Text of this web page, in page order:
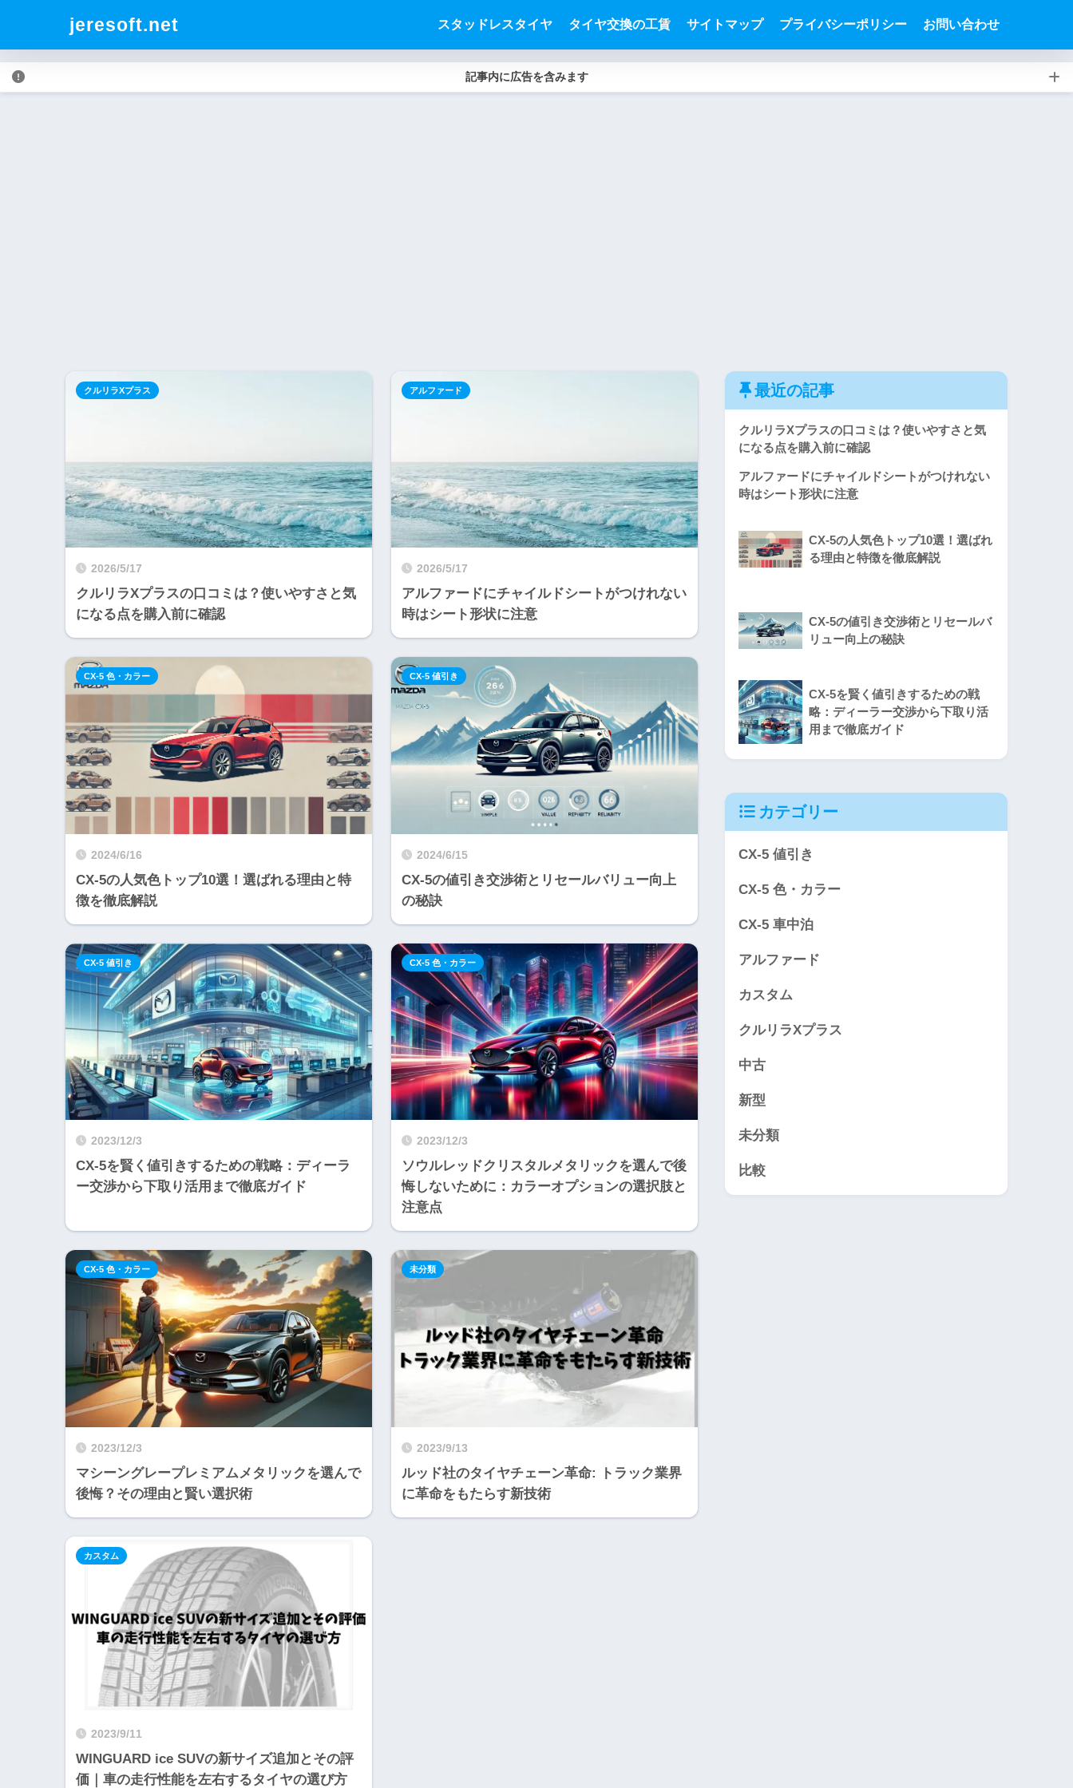
jeresoft.net スタッドレスタイヤ タイヤ交換の工賃 サイトマップ プライバシーポリシー お問い合わせ
記事内に広告を含みます
2026/5/17
クルリラXプラスの口コミは？使いやすさと気
になる点を購入前に確認
クルリラXプラス
2026/5/17
アルファードにチャイルドシートがつけれない
時はシート形状に注意
アルファード
2024/6/16
CX-5の人気色トップ10選！選ばれる理由と特
徴を徹底解説
CX-5 色・カラー
2024/6/15
CX-5の値引き交渉術とリセールバリュー向上
の秘訣
CX-5 値引き
2023/12/3
CX-5を賢く値引きするための戦略：ディーラ
ー交渉から下取り活用まで徹底ガイド
CX-5 値引き
2023/12/3
ソウルレッドクリスタルメタリックを選んで後
悔しないために：カラーオプションの選択肢と
注意点
CX-5 色・カラー
2023/12/3
マシーングレープレミアムメタリックを選んで
後悔？その理由と賢い選択術
CX-5 色・カラー
2023/9/13
ルッド社のタイヤチェーン革命: トラック業界
に革命をもたらす新技術
未分類
2023/9/11
WINGUARD ice SUVの新サイズ追加とその評
価｜車の走行性能を左右するタイヤの選び方
カスタム
最近の記事
クルリラXプラスの口コミは？使いやすさと気
になる点を購入前に確認
アルファードにチャイルドシートがつけれない
時はシート形状に注意
CX-5の人気色トップ10選！選ばれ
る理由と特徴を徹底解説
CX-5の値引き交渉術とリセールバ
リュー向上の秘訣
CX-5を賢く値引きするための戦
略：ディーラー交渉から下取り活
用まで徹底ガイド
カテゴリー
CX-5 値引き
CX-5 色・カラー
CX-5 車中泊
アルファード
カスタム
クルリラXプラス
中古
新型
未分類
比較